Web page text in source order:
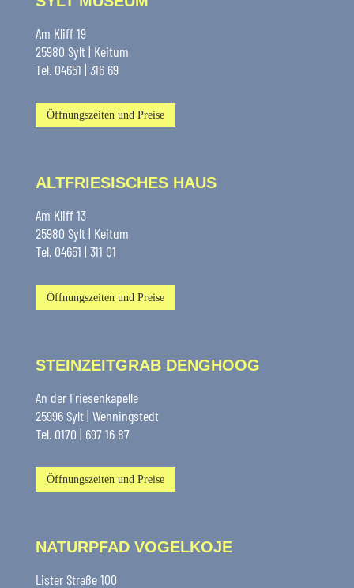
Am Kliff 19
25980 Sylt | Keitum
Tel. 04651 | 316 69
Öffnungszeiten und Preise
ALTFRIESISCHES HAUS
Am Kliff 13
25980 Sylt | Keitum
Tel. 04651 | 311 01
Öffnungszeiten und Preise
STEINZEITGRAB DENGHOOG
An der Friesenkapelle
25996 Sylt | Wenningstedt
Tel. 0170 | 697 16 87
Öffnungszeiten und Preise
NATURPFAD VOGELKOJE
Lister Straße 100